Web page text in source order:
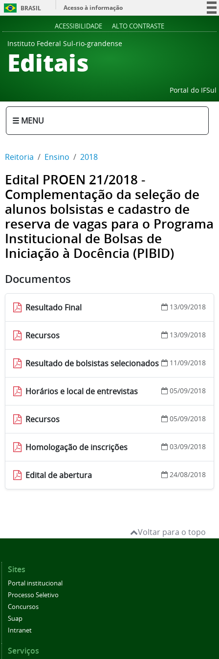
BRASIL
Acesso à informação
ACESSIBILIDADE ALTO CONTRASTE
Instituto Federal Sul-rio-grandense
Editais
Portal do IFSul
☰ MENU
Reitoria Ensino 2018
Edital PROEN 21/2018 -
Complementação da seleção de
alunos bolsistas e cadastro de
reserva de vagas para o Programa
Institucional de Bolsas de
Iniciação à Docência (PIBID)
Documentos
Resultado Final 13/09/2018
Recursos 13/09/2018
Resultado de bolsistas selecionados 11/09/2018
Horários e local de entrevistas 05/09/2018
Recursos 05/09/2018
Homologação de inscrições 03/09/2018
Edital de abertura 24/08/2018
Voltar para o topo
Sites
Portal institucional
Processo Seletivo
Concursos
Suap
Intranet
Serviços